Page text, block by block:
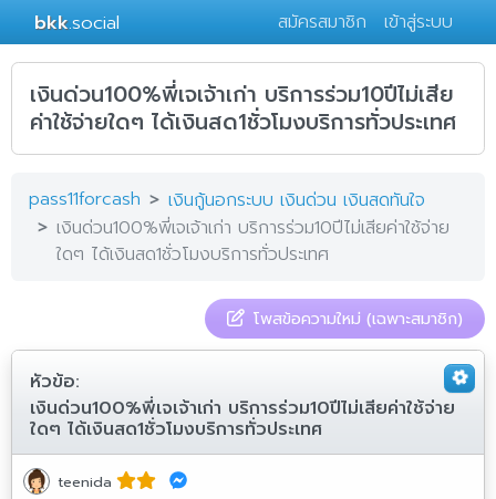
bkk.social สมัครสมาชิก เข้าสู่ระบบ
เงินด่วน100%พี่เจเจ้าเก่า บริการร่วม10ปีไม่เสีย
ค่าใช้จ่ายใดๆ ได้เงินสด1ชั่วโมงบริการทั่วประเทศ
pass11forcash
เงินกู้นอกระบบ เงินด่วน เงินสดทันใจ
เงินด่วน100%พี่เจเจ้าเก่า บริการร่วม10ปีไม่เสียค่าใช้จ่าย
ใดๆ ได้เงินสด1ชั่วโมงบริการทั่วประเทศ
โพสข้อความใหม่ (เฉพาะสมาชิก)
หัวข้อ:
เงินด่วน100%พี่เจเจ้าเก่า บริการร่วม10ปีไม่เสียค่าใช้จ่าย
ใดๆ ได้เงินสด1ชั่วโมงบริการทั่วประเทศ
teenida